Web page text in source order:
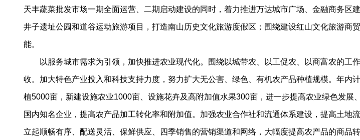
天丰蔬菜批发市场一期全面运营、二期启动建设的同时，着力推进万达城市广场、金融商务
井子遗址公园和道谷运动旅游项目，打造南山历史文化旅游度假区；围绕建设红山文化旅游
能。
以服务城市需求为引领，加快推进农业现代化。围绕以城带农、以工促农、以商富农的工
收。加大特色产业投入和科技支持力度，努力扩大无公害、绿色、有机农产品种植规模。年
植5000亩，新建设施农业1000亩、设施花卉及高附加值水果300亩，进一步提高农业绿色发
国内知名企业，提高农产品加工转化率和附加值。加强农业合作社和流通体系建设，提高土
立起顺畅有序、配送灵活、保鲜供应、四季销售的营销渠道和网络，大幅度提高农产品的商品转